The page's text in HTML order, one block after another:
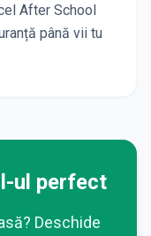
After School
până vii tu
ul perfect
Deschide